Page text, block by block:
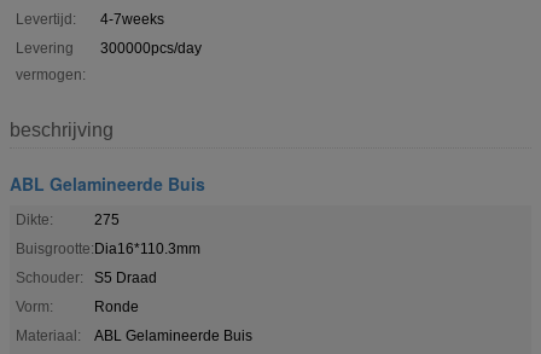
Levertijd:
4-7weeks
Levering
vermogen:
300000pcs/day
beschrijving
ABL Gelamineerde Buis
Dikte:
275
Buisgrootte:Dia16*110.3mm
Schouder:
S5 Draad
Vorm:
Ronde
Materiaal:
ABL Gelamineerde Buis